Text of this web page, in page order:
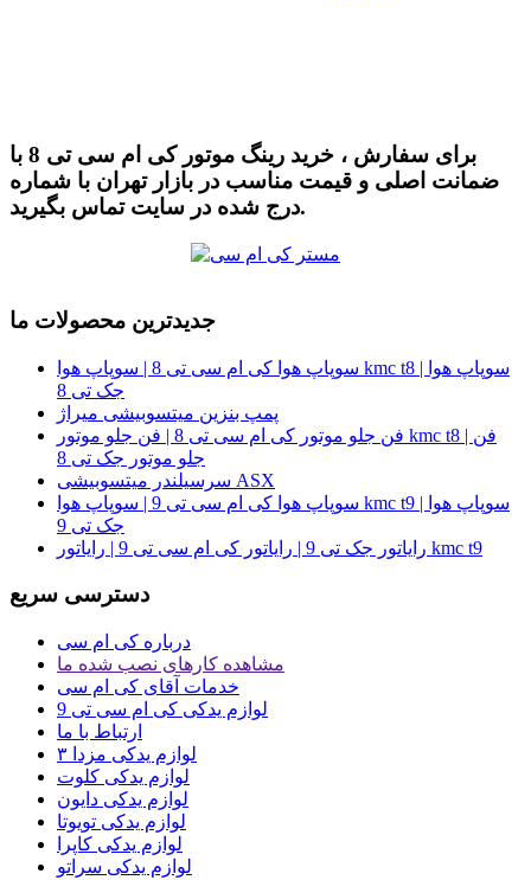
برای سفارش ، خرید رینگ موتور کی ام سی تی 8 با
ضمانت اصلی و قیمت مناسب در بازار تهران با شماره
درج شده در سایت تماس بگیرید.
جدیدترین محصولات ما
سوپاپ هوا کی ام سی تی 8 | سوپاپ هوا kmc t8 | سوپاپ هوا
جک تی 8
پمپ بنزین میتسوبیشی میراژ
فن جلو موتور کی ام سی تی 8 | فن جلو موتور kmc t8 | فن
جلو موتور جک تی 8
سرسیلندر میتسوبیشی ASX
سوپاپ هوا کی ام سی تی 9 | سوپاپ هوا kmc t9 | سوپاپ هوا
جک تی 9
رایاتور جک تی 9 | رایاتور کی ام سی تی 9 | رایاتور kmc t9
دسترسی سریع
درباره کی ام سی
مشاهده کارهای نصب شده ما
خدمات آقای کی ام سی
لوازم یدکی کی ام سی تی 9
ارتباط با ما
لوازم یدکی مزدا ۳
لوازم یدکی کلوت
لوازم یدکی دایون
لوازم یدکی تویوتا
لوازم یدکی کاپرا
لوازم یدکی سراتو